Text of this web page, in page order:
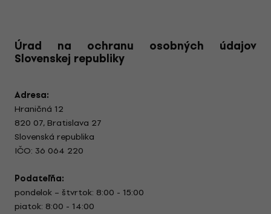
Úrad na ochranu osobných údajov
Slovenskej republiky
Adresa:
Hraničná 12
820 07, Bratislava 27
Slovenská republika
IČO: 36 064 220
Podateľňa:
pondelok – štvrtok: 8:00 - 15:00
piatok: 8:00 - 14:00